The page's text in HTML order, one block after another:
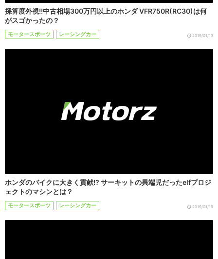
採算度外視!!中古相場300万円以上のホンダ VFR750R(RC30)は何
がスゴかったの？
モータースポーツ レーシングカー 2019/01/13
ホンダのバイクに大きく貢献!? サーキットの異端児だったelfプロジ
ェクトのマシンとは？
モータースポーツ レーシングカー 2019/01/19